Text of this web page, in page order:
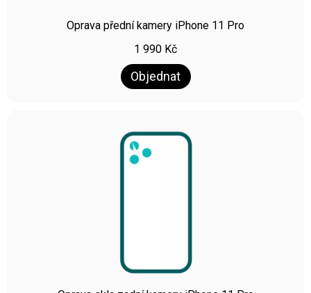
Oprava přední kamery iPhone 11 Pro
1 990 Kč
Objednat